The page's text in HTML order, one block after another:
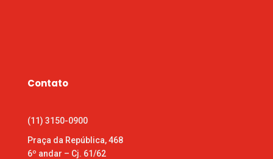
Contato
(11) 3150-0900
Praça da República, 468
6º andar – Cj. 61/62